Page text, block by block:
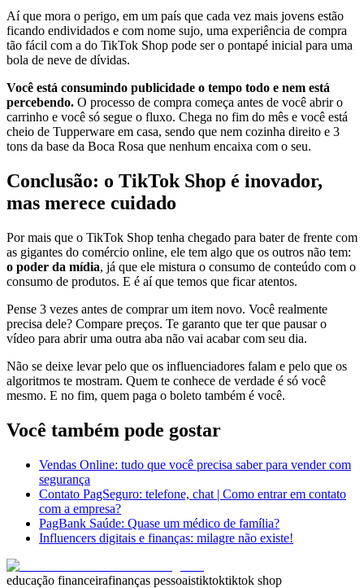
Aí que mora o perigo, em um país que cada vez mais jovens estão
ficando endividados e com nome sujo, uma experiência de compra
tão fácil com a do TikTok Shop pode ser o pontapé inicial para uma
bola de neve de dívidas.
Você está consumindo publicidade o tempo todo e nem está
percebendo. O processo de compra começa antes de você abrir o
carrinho e você só segue o fluxo. Chega no fim do mês e você está
cheio de Tupperware em casa, sendo que nem cozinha direito e 3
tons da base da Boca Rosa que nenhum encaixa com o seu.
Conclusão: o TikTok Shop é inovador,
mas merece cuidado
Por mais que o TikTok Shop tenha chegado para bater de frente com
as gigantes do comércio online, ele tem algo que os outros não tem:
o poder da mídia, já que ele mistura o consumo de conteúdo com o
consumo de produtos. E é aí que temos que ficar atentos.
Pense 3 vezes antes de comprar um item novo. Você realmente
precisa dele? Compare preços. Te garanto que ter que pausar o
vídeo para abrir uma outra aba não vai acabar com seu dia.
Não se deixe levar pelo que os influenciadores falam e pelo que os
algoritmos te mostram. Quem te conhece de verdade é só você
mesmo. E no fim, quem paga o boleto também é você.
Você também pode gostar
Vendas Online: tudo que você precisa saber para vender com
segurança
Contato PagSeguro: telefone, chat | Como entrar em contato
com a empresa?
PagBank Saúde: Quase um médico de família?
Influencers digitais e finanças: milagre não existe!
educação financeirafinanças pessoaistiktoktiktok shop